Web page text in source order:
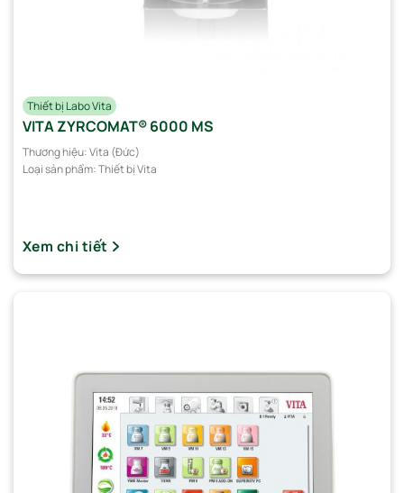
Thiết bị Labo Vita
VITA ZYRCOMAT® 6000 MS
Thương hiệu:Vita (Đức)
Loại sản phẩm:Thiết bị Vita
Xem chi tiết